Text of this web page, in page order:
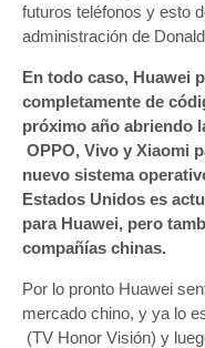
futuros teléfonos y esto
administración de
En todo caso, Huawei
completamente de
próximo año abriendo
OPPO, Vivo y Xiaomi
nuevo sistema
Estados Unidos es
para Huawei, pero
compañías chinas.
Por lo pronto Huawei
mercado chino, y ya lo
(TV Honor Visión) y